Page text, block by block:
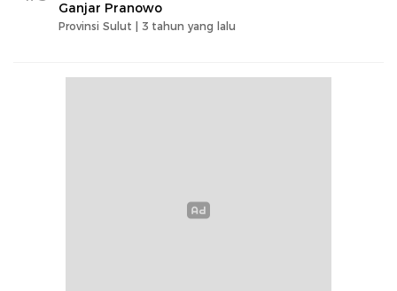
Ganjar Pranowo
Provinsi Sulut | 3 tahun yang lalu